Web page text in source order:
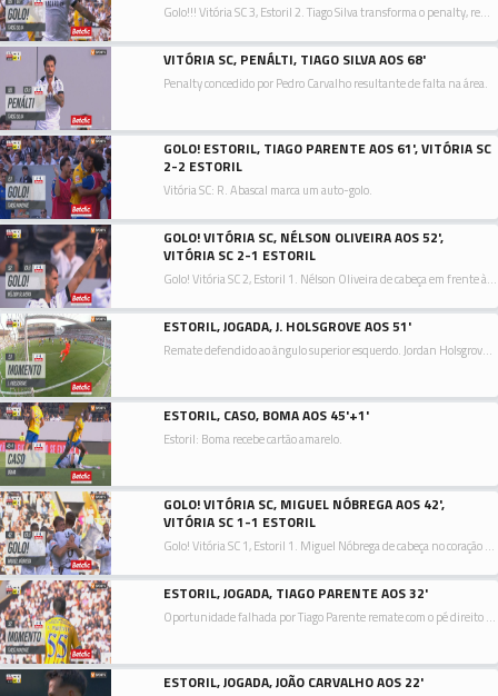
Golo!!! Vitória SC 3, Estoril 2. Tiago Silva transforma o penalty, remate com o pé direito junto à base do poste esquerdo.
VITÓRIA SC, PENÁLTI, TIAGO SILVA AOS 68'
Penalty concedido por Pedro Carvalho resultante de falta na área.
GOLO! ESTORIL, TIAGO PARENTE AOS 61', VITÓRIA SC
2-2 ESTORIL
Vitória SC: R. Abascal marca um auto-golo.
GOLO! VITÓRIA SC, NÉLSON OLIVEIRA AOS 52',
VITÓRIA SC 2-1 ESTORIL
Golo! Vitória SC 2, Estoril 1. Nélson Oliveira de cabeça em frente à baliza ao lado inferior direito da baliza. Assistência de Tomás Händel com um cruzamento para a área.
ESTORIL, JOGADA, J. HOLSGROVE AOS 51'
Remate defendido ao ângulo superior esquerdo. Jordan Holsgrove remate com o pé esquerdo de fora da área. Assistência de Rafik Guitane.
ESTORIL, CASO, BOMA AOS 45'+1'
Estoril: Boma recebe cartão amarelo.
GOLO! VITÓRIA SC, MIGUEL NÓBREGA AOS 42',
VITÓRIA SC 1-1 ESTORIL
Golo! Vitória SC 1, Estoril 1. Miguel Nóbrega de cabeça no coração da área ao lado inferior direito da baliza. Assistência de Nuno Santos depois de um livre.
ESTORIL, JOGADA, TIAGO PARENTE AOS 32'
Oportunidade falhada por Tiago Parente remate com o pé direito no coração da área.
ESTORIL, JOGADA, JOÃO CARVALHO AOS 22'